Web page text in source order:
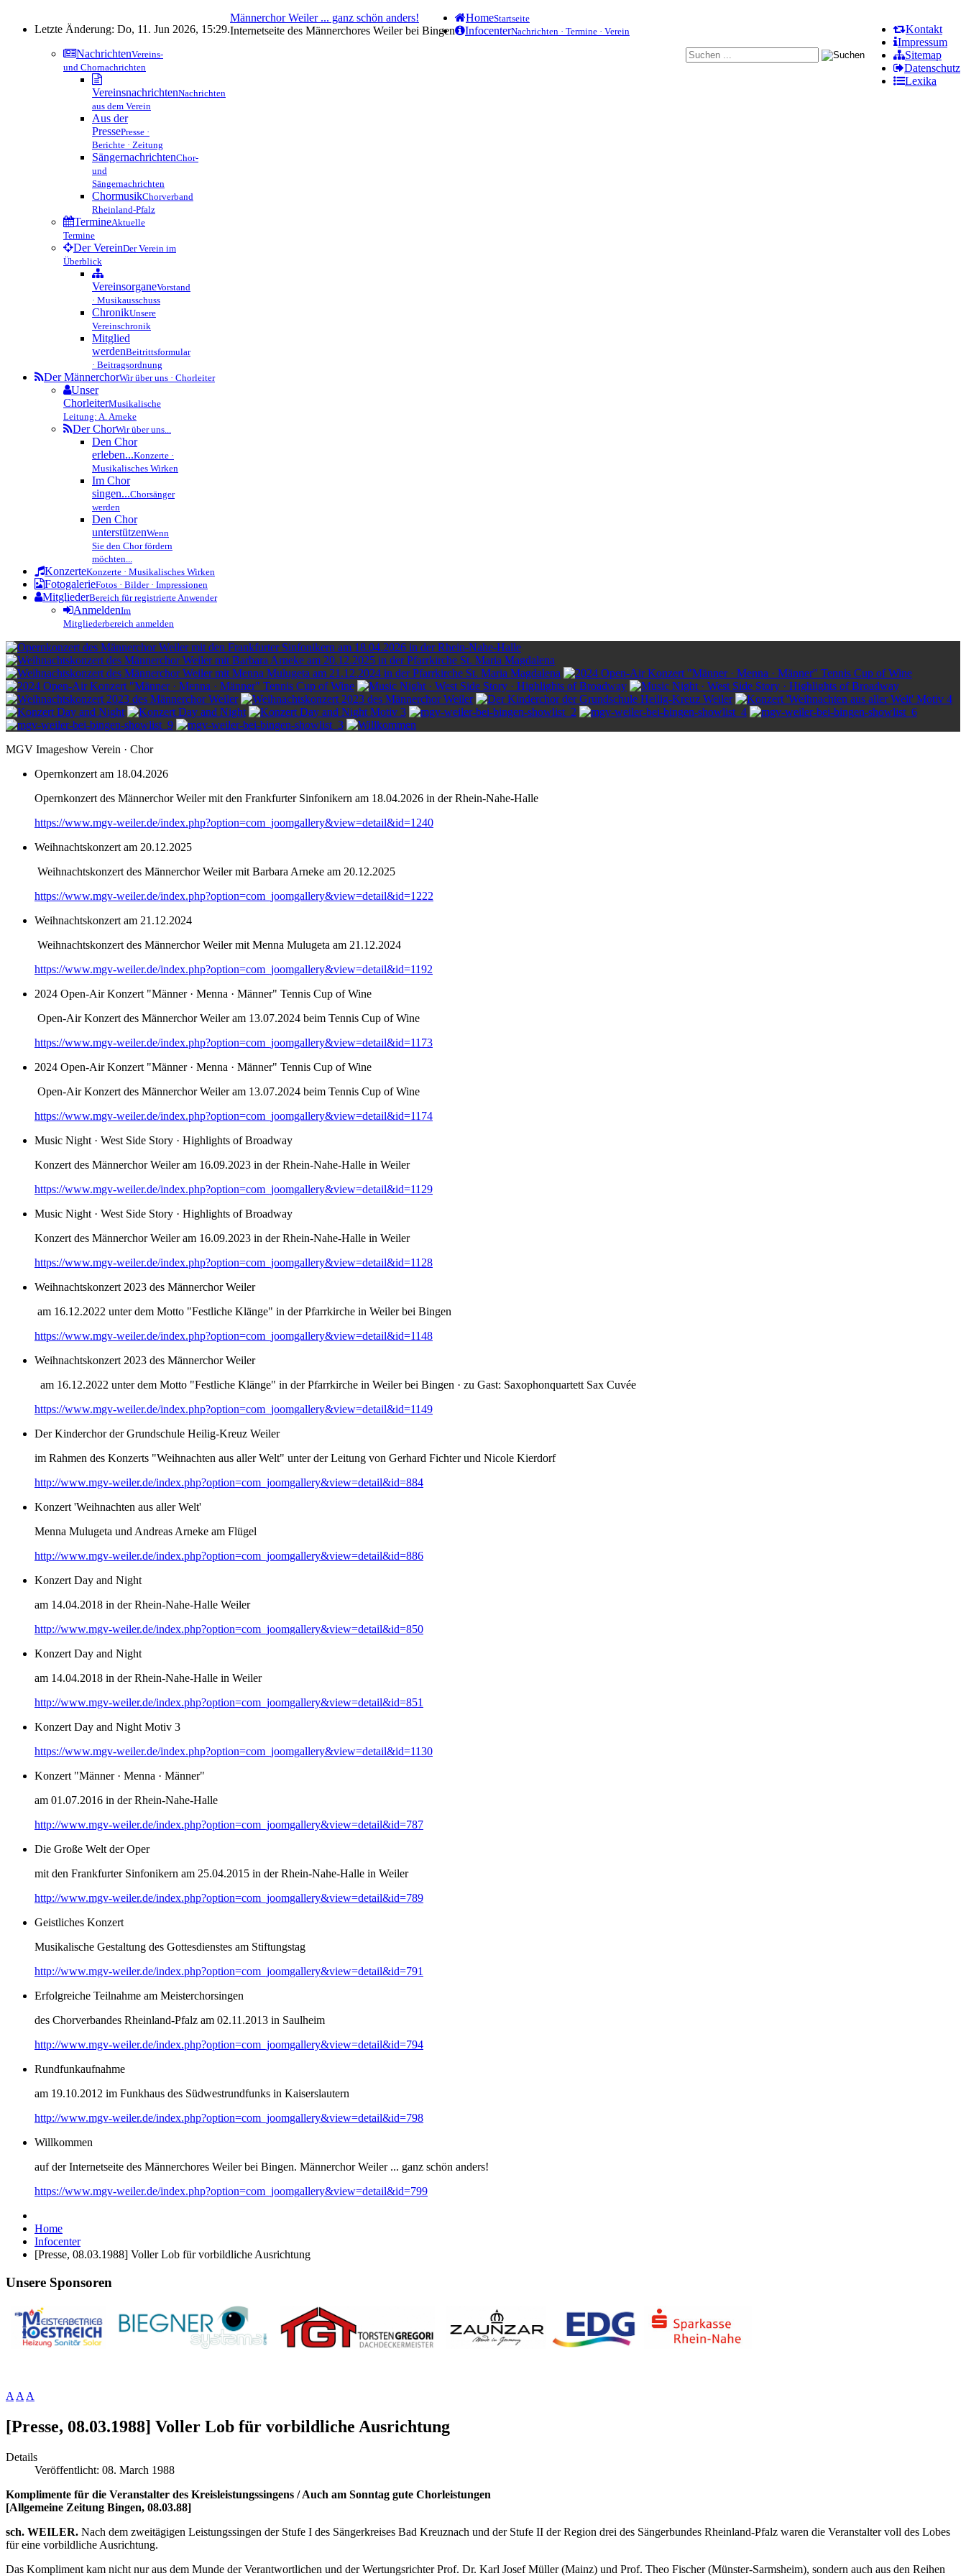
Letzte Änderung: Do, 11. Jun 2026, 15:29.
Kontakt
Impressum
Sitemap
Datenschutz
Lexika
Männerchor Weiler ... ganz schön anders!
Internetseite des Männerchores Weiler bei Bingen
HomeStartseite
InfocenterNachrichten · Termine · Verein
NachrichtenVereins-
und Chornachrichten
VereinsnachrichtenNachrichten
aus dem Verein
Aus der
PressePresse ·
Berichte · Zeitung
SängernachrichtenChor-
und
Sängernachrichten
ChormusikChorverband
Rheinland-Pfalz
TermineAktuelle
Termine
Der VereinDer Verein im
Überblick
VereinsorganeVorstand
· Musikausschuss
ChronikUnsere
Vereinschronik
Mitglied
werdenBeitrittsformular
· Beitragsordnung
Der MännerchorWir über uns · Chorleiter
Unser
ChorleiterMusikalische
Leitung: A. Arneke
Der ChorWir über uns...
Den Chor
erleben...Konzerte ·
Musikalisches Wirken
Im Chor
singen...Chorsänger
werden
Den Chor
unterstützenWenn
Sie den Chor fördern
möchten...
KonzerteKonzerte · Musikalisches Wirken
FotogalerieFotos · Bilder · Impressionen
MitgliederBereich für registrierte Anwender
AnmeldenIm
Mitgliederbereich anmelden
MGV Imageshow Verein · Chor
Opernkonzert am 18.04.2026
Opernkonzert des Männerchor Weiler mit den Frankfurter Sinfonikern am 18.04.2026 in der Rhein-Nahe-Halle
https://www.mgv-weiler.de/index.php?option=com_joomgallery&view=detail&id=1240
Weihnachtskonzert am 20.12.2025
Weihnachtskonzert des Männerchor Weiler mit Barbara Arneke am 20.12.2025
https://www.mgv-weiler.de/index.php?option=com_joomgallery&view=detail&id=1222
Weihnachtskonzert am 21.12.2024
Weihnachtskonzert des Männerchor Weiler mit Menna Mulugeta am 21.12.2024
https://www.mgv-weiler.de/index.php?option=com_joomgallery&view=detail&id=1192
2024 Open-Air Konzert "Männer · Menna · Männer" Tennis Cup of Wine
Open-Air Konzert des Männerchor Weiler am 13.07.2024 beim Tennis Cup of Wine
https://www.mgv-weiler.de/index.php?option=com_joomgallery&view=detail&id=1173
2024 Open-Air Konzert "Männer · Menna · Männer" Tennis Cup of Wine
Open-Air Konzert des Männerchor Weiler am 13.07.2024 beim Tennis Cup of Wine
https://www.mgv-weiler.de/index.php?option=com_joomgallery&view=detail&id=1174
Music Night · West Side Story · Highlights of Broadway
Konzert des Männerchor Weiler am 16.09.2023 in der Rhein-Nahe-Halle in Weiler
https://www.mgv-weiler.de/index.php?option=com_joomgallery&view=detail&id=1129
Music Night · West Side Story · Highlights of Broadway
Konzert des Männerchor Weiler am 16.09.2023 in der Rhein-Nahe-Halle in Weiler
https://www.mgv-weiler.de/index.php?option=com_joomgallery&view=detail&id=1128
Weihnachtskonzert 2023 des Männerchor Weiler
am 16.12.2022 unter dem Motto "Festliche Klänge" in der Pfarrkirche in Weiler bei Bingen
https://www.mgv-weiler.de/index.php?option=com_joomgallery&view=detail&id=1148
Weihnachtskonzert 2023 des Männerchor Weiler
am 16.12.2022 unter dem Motto "Festliche Klänge" in der Pfarrkirche in Weiler bei Bingen · zu Gast: Saxophonquartett Sax Cuvée
https://www.mgv-weiler.de/index.php?option=com_joomgallery&view=detail&id=1149
Der Kinderchor der Grundschule Heilig-Kreuz Weiler
im Rahmen des Konzerts "Weihnachten aus aller Welt" unter der Leitung von Gerhard Fichter und Nicole Kierdorf
http://www.mgv-weiler.de/index.php?option=com_joomgallery&view=detail&id=884
Konzert 'Weihnachten aus aller Welt'
Menna Mulugeta und Andreas Arneke am Flügel
http://www.mgv-weiler.de/index.php?option=com_joomgallery&view=detail&id=886
Konzert Day and Night
am 14.04.2018 in der Rhein-Nahe-Halle Weiler
http://www.mgv-weiler.de/index.php?option=com_joomgallery&view=detail&id=850
Konzert Day and Night
am 14.04.2018 in der Rhein-Nahe-Halle in Weiler
http://www.mgv-weiler.de/index.php?option=com_joomgallery&view=detail&id=851
Konzert Day and Night Motiv 3
https://www.mgv-weiler.de/index.php?option=com_joomgallery&view=detail&id=1130
Konzert "Männer · Menna · Männer"
am 01.07.2016 in der Rhein-Nahe-Halle
http://www.mgv-weiler.de/index.php?option=com_joomgallery&view=detail&id=787
Die Große Welt der Oper
mit den Frankfurter Sinfonikern am 25.04.2015 in der Rhein-Nahe-Halle in Weiler
http://www.mgv-weiler.de/index.php?option=com_joomgallery&view=detail&id=789
Geistliches Konzert
Musikalische Gestaltung des Gottesdienstes am Stiftungstag
http://www.mgv-weiler.de/index.php?option=com_joomgallery&view=detail&id=791
Erfolgreiche Teilnahme am Meisterchorsingen
des Chorverbandes Rheinland-Pfalz am 02.11.2013 in Saulheim
http://www.mgv-weiler.de/index.php?option=com_joomgallery&view=detail&id=794
Rundfunkaufnahme
am 19.10.2012 im Funkhaus des Südwestrundfunks in Kaiserslautern
http://www.mgv-weiler.de/index.php?option=com_joomgallery&view=detail&id=798
Willkommen
auf der Internetseite des Männerchores Weiler bei Bingen. Männerchor Weiler ... ganz schön anders!
https://www.mgv-weiler.de/index.php?option=com_joomgallery&view=detail&id=799
Home
Infocenter
[Presse, 08.03.1988] Voller Lob für vorbildliche Ausrichtung
Unsere Sponsoren
AAA
[Presse, 08.03.1988] Voller Lob für vorbildliche Ausrichtung
Details
Veröffentlicht: 08. March 1988
Komplimente für die Veranstalter des Kreisleistungssingens / Auch am Sonntag gute Chorleistungen
[Allgemeine Zeitung Bingen, 08.03.88]
sch. WEILER. Nach dem zweitägigen Leistungssingen der Stufe I des Sängerkreises Bad Kreuznach und der Stufe II der Region drei des Sängerbundes Rheinland-Pfalz waren die Veranstalter voll des Lobes
für eine vorbildliche Ausrichtung.
Das Kompliment kam nicht nur aus dem Munde der Verantwortlichen und der Wertungsrichter Prof. Dr. Karl Josef Müller (Mainz) und Prof. Theo Fischer (Münster-Sarmsheim), sondern auch aus den Reihen